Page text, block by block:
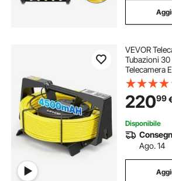
VEVOR
Tubazioni
Telecamera
12 Luci LED,
Tablet, per
Scarichi, Giallo
22099
Disponibile
Ago. 14